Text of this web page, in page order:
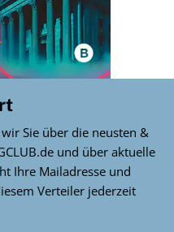
Sie über die neusten &
und über aktuelle
Ihre Mailadresse und
Verteiler jederzeit